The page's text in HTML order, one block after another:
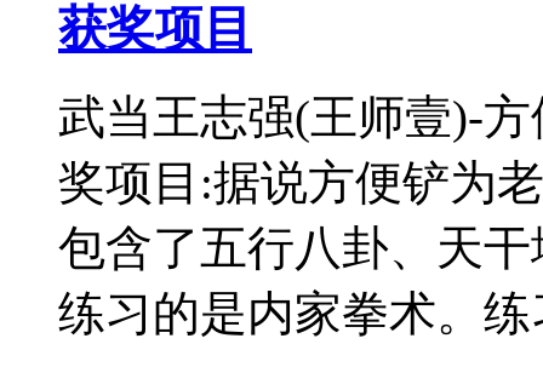
获奖项目
武当王志强(王师壹)-
奖项目:据说方便铲为
包含了五行八卦、天
练习的是内家拳术。